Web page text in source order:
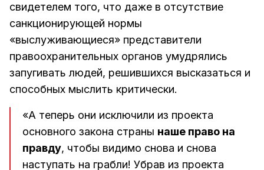
свидетелем того, что даже в отсутствие
санкционирующей нормы
«выслуживающиеся» представители
правоохранительных органов умудрялись
запугивать людей, решившихся высказаться и
способных мыслить критически.
«А теперь они исключили из проекта
основного закона страны наше право на
правду, чтобы видимо снова и снова
наступать на грабли! Убрав из проекта